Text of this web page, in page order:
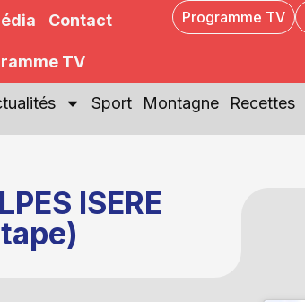
Contact
TV
Programme TV
Sport Montagne Recettes
ISERE